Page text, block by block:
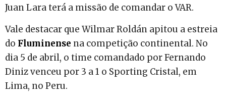
Juan Lara terá a missão de comandar o VAR.
Vale destacar que Wilmar Roldán apitou a estreia
do Fluminense na competição continental. No
dia 5 de abril, o time comandado por Fernando
Diniz venceu por 3 a 1 o Sporting Cristal, em
Lima, no Peru.